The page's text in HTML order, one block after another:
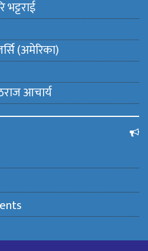
(अमेरिका)
आचार्य